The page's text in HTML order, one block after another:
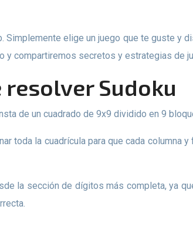
y compartiremos secretos y estrategias de
resolver Sudoku
de un cuadrado de 9x9 dividido en 9